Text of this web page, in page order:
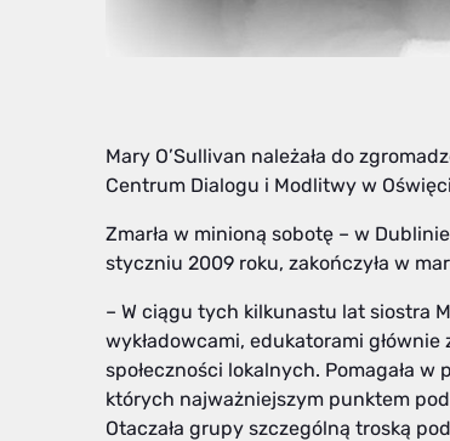
Mary O’Sullivan należała do
Centrum Dialogu i Modlitwy w
Zmarła w minioną sobotę – w
styczniu 2009 roku, zakończyła w
– W ciągu tych kilkunastu lat siostra
wykładowcami, edukatorami
społeczności lokalnych. Pomagała
których najważniejszym punktem
Otaczała grupy szczególną troską